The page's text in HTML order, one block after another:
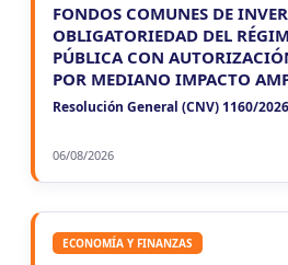
FONDOS COMUNES DE
OBLIGATORIEDAD DEL
PÚBLICA CON
POR MEDIANO IMPACTO
Resolución General (CNV) 1160/2026
06/08/2026
ECONOMÍA Y FINANZAS